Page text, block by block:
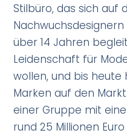
Stilbüro, das sich auf
über 14 Jahren
Leidenschaft für
wollen, und bis heute
Marken auf den
einer Gruppe mit
rund 25 Millionen